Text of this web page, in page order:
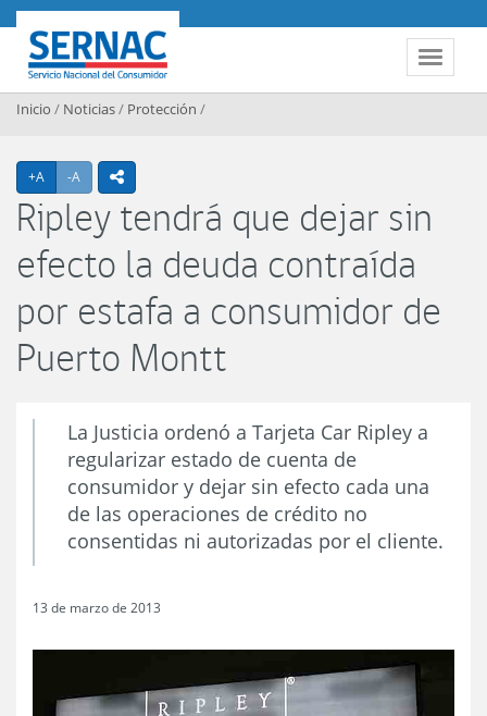
Contenido principal
Toggle
SERNAC
Inicio / Noticias/ Protección /
+A Agrandar texto
-A Achicar textoicono compartir
Ripley tendrá que dejar sin
efecto la deuda contraída
por estafa a consumidor de
Puerto Montt
La Justicia ordenó a Tarjeta Car Ripley a
regularizar estado de cuenta de
consumidor y dejar sin efecto cada una
de las operaciones de crédito no
consentidas ni autorizadas por el cliente.
13 de marzo de 2013